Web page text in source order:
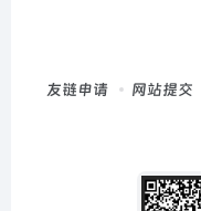
友链申请 网站提交